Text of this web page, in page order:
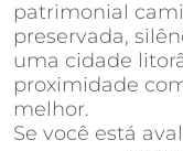
patrimonial
preservada,
uma cidade
proximidade
melhor.
Se você está